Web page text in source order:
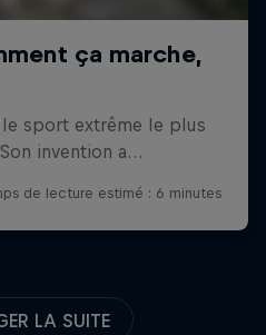
LA SUITE